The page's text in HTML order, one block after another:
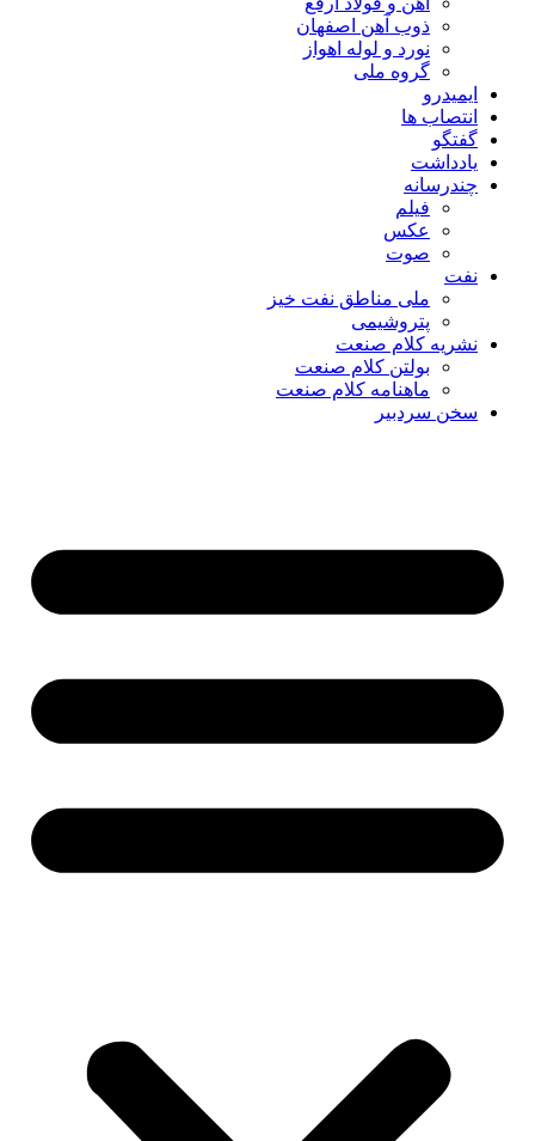
ذوب آهن اصفهان
نورد و لوله اهواز
گروه ملی
ایمیدرو
انتصاب ها
گفتگو
یادداشت
چندرسانه
فیلم
عکس
صوت
نفت
ملی مناطق نفت خیز
پتروشیمی
نشریه کلام صنعت
بولتن کلام صنعت
ماهنامه کلام صنعت
سخن سردبیر